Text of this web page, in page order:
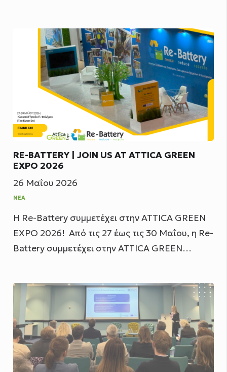
RE-BATTERY | JOIN US AT ATTICA GREEN
EXPO 2026
26 Μαΐου 2026
ΝΈΑ
Η Re-Battery συμμετέχει στην ATTICA GREEN
EXPO 2026! Από τις 27 έως τις 30 Μαΐου, η Re-
Battery συμμετέχει στην ATTICA GREEN…